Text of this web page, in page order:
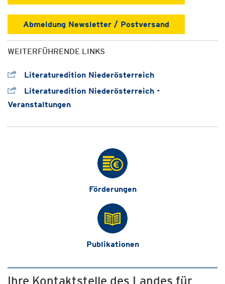
Abmeldung Newsletter / Postversand
WEITERFÜHRENDE LINKS
Literaturedition Niederösterreich
Literaturedition Niederösterreich -
Veranstaltungen
Förderungen
Publikationen
Ihre Kontaktstelle des Landes für